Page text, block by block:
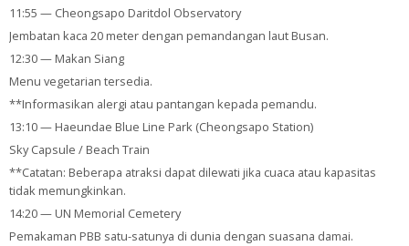
11:55 — Cheongsapo Daritdol Observatory
Jembatan kaca 20 meter dengan pemandangan laut Busan.
12:30 — Makan Siang
Menu vegetarian tersedia.
**Informasikan alergi atau pantangan kepada pemandu.
13:10 — Haeundae Blue Line Park (Cheongsapo Station)
Sky Capsule / Beach Train
**Catatan: Beberapa atraksi dapat dilewati jika cuaca atau kapasitas
tidak memungkinkan.
14:20 — UN Memorial Cemetery
Pemakaman PBB satu-satunya di dunia dengan suasana damai.